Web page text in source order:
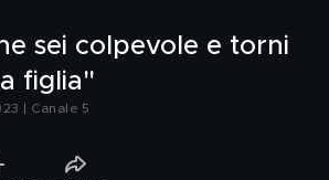
sei colpevole e torni
figlia"
| Canale 5